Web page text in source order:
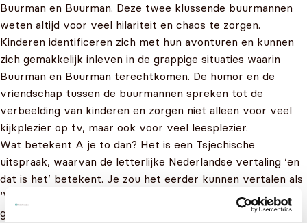
Buurman en Buurman. Deze twee klussende buurmannen
weten altijd voor veel hilariteit en chaos te zorgen.
Kinderen identificeren zich met hun avonturen en kunnen
zich gemakkelijk inleven in de grappige situaties waarin
Buurman en Buurman terechtkomen. De humor en de
vriendschap tussen de buurmannen spreken tot de
verbeelding van kinderen en zorgen niet alleen voor veel
kijkplezier op tv, maar ook voor veel leesplezier.
Wat betekent A je to dan? Het is een Tsjechische
uitspraak, waarvan de letterlijke Nederlandse vertaling ‘en
dat is het’ betekent. Je zou het eerder kunnen vertalen als
‘Voor elkaar’ of ‘opgelost’. De uitspraak is bekend
geworden omdat het de vaste uitspraak van Buurman en